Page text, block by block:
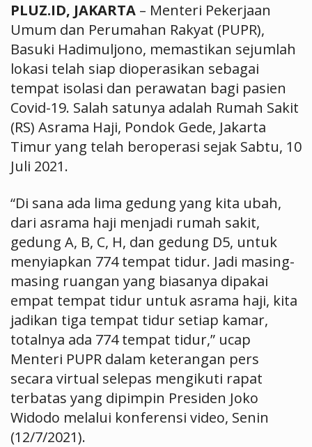
PLUZ.ID, JAKARTA – Menteri Pekerjaan
Umum dan Perumahan Rakyat (PUPR),
Basuki Hadimuljono, memastikan sejumlah
lokasi telah siap dioperasikan sebagai
tempat isolasi dan perawatan bagi pasien
Covid-19. Salah satunya adalah Rumah Sakit
(RS) Asrama Haji, Pondok Gede, Jakarta
Timur yang telah beroperasi sejak Sabtu, 10
Juli 2021.
“Di sana ada lima gedung yang kita ubah,
dari asrama haji menjadi rumah sakit,
gedung A, B, C, H, dan gedung D5, untuk
menyiapkan 774 tempat tidur. Jadi masing-
masing ruangan yang biasanya dipakai
empat tempat tidur untuk asrama haji, kita
jadikan tiga tempat tidur setiap kamar,
totalnya ada 774 tempat tidur,” ucap
Menteri PUPR dalam keterangan pers
secara virtual selepas mengikuti rapat
terbatas yang dipimpin Presiden Joko
Widodo melalui konferensi video, Senin
(12/7/2021).